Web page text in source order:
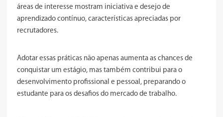
áreas de interesse mostram iniciativa e desejo de
aprendizado contínuo, características apreciadas por
recrutadores.
Adotar essas práticas não apenas aumenta as chances de
conquistar um estágio, mas também contribui para o
desenvolvimento profissional e pessoal, preparando o
estudante para os desafios do mercado de trabalho.